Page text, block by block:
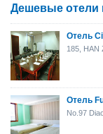
Дешевые отели
Отель
185, HAN
Отель
No.97